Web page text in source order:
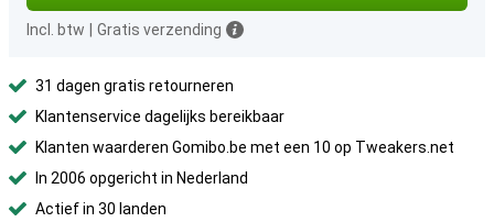
Incl. btw Gratis verzending
31 dagen gratis retourneren
Klantenservice dagelijks bereikbaar
Klanten waarderen Gomibo.be met een 10 op Tweakers.net
In 2006 opgericht in Nederland
Actief in 30 landen